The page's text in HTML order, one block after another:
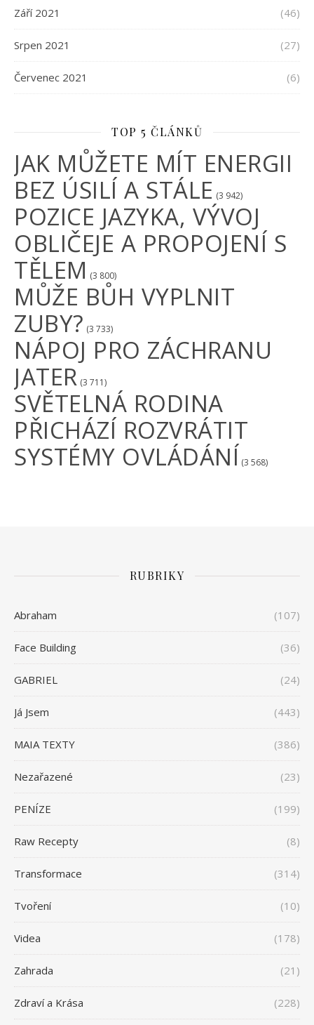
Září 2021 (46)
Srpen 2021 (27)
Červenec 2021 (6)
TOP 5 ČLÁNKŮ
JAK MŮŽETE MÍT ENERGII
BEZ ÚSILÍ A STÁLE (3 942)
POZICE JAZYKA, VÝVOJ
OBLIČEJE A PROPOJENÍ S
TĚLEM (3 800)
MŮŽE BŮH VYPLNIT
ZUBY? (3 733)
NÁPOJ PRO ZÁCHRANU
JATER (3 711)
SVĚTELNÁ RODINA
PŘICHÁZÍ ROZVRÁTIT
SYSTÉMY OVLÁDÁNÍ (3 568)
RUBRIKY
Abraham (107)
Face Building (36)
GABRIEL (24)
Já Jsem (443)
MAIA TEXTY (386)
Nezařazené (23)
PENÍZE (199)
Raw Recepty (8)
Transformace (314)
Tvoření (10)
Videa (178)
Zahrada (21)
Zdraví a Krása (228)